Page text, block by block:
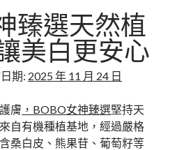
每天一粒解鎖全身自帶濾鏡的透亮秘密
選為妳量身定製的年輕契約
網站第一篇文章〉發佈留言
臻選天然植
美白更安心
期: 2025 年 11 月 24 日
膚 ，BOBO女神臻選堅持天
自有機種植基地，經過嚴格
桑白皮、熊果苷、葡萄籽等